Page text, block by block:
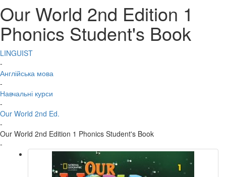
Our World 2nd Edition 1
Phonics Student's Book
LINGUIST
-
Англійська мова
-
Навчальні курси
-
Our World 2nd Ed.
-
Our World 2nd Edition 1 Phonics Student's Book
-